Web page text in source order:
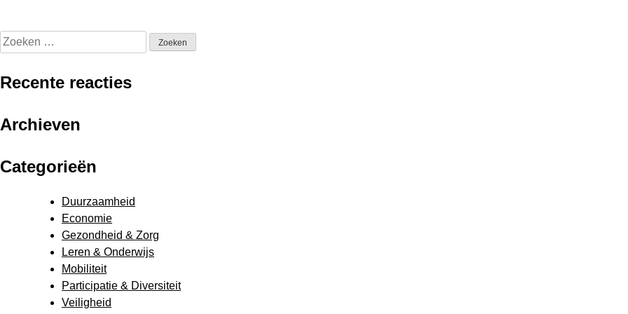
Zoeken
naar:
Recente reacties
Archieven
Categorieën
Duurzaamheid
Economie
Gezondheid & Zorg
Leren & Onderwijs
Mobiliteit
Participatie & Diversiteit
Veiligheid